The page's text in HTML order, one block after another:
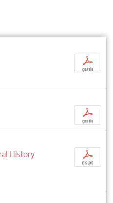
p
gratis
p
gratis
History
p
€ 9,95